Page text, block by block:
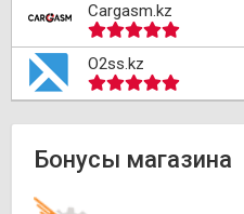
Cargasm.kz
O2ss.kz
Бонусы магазина